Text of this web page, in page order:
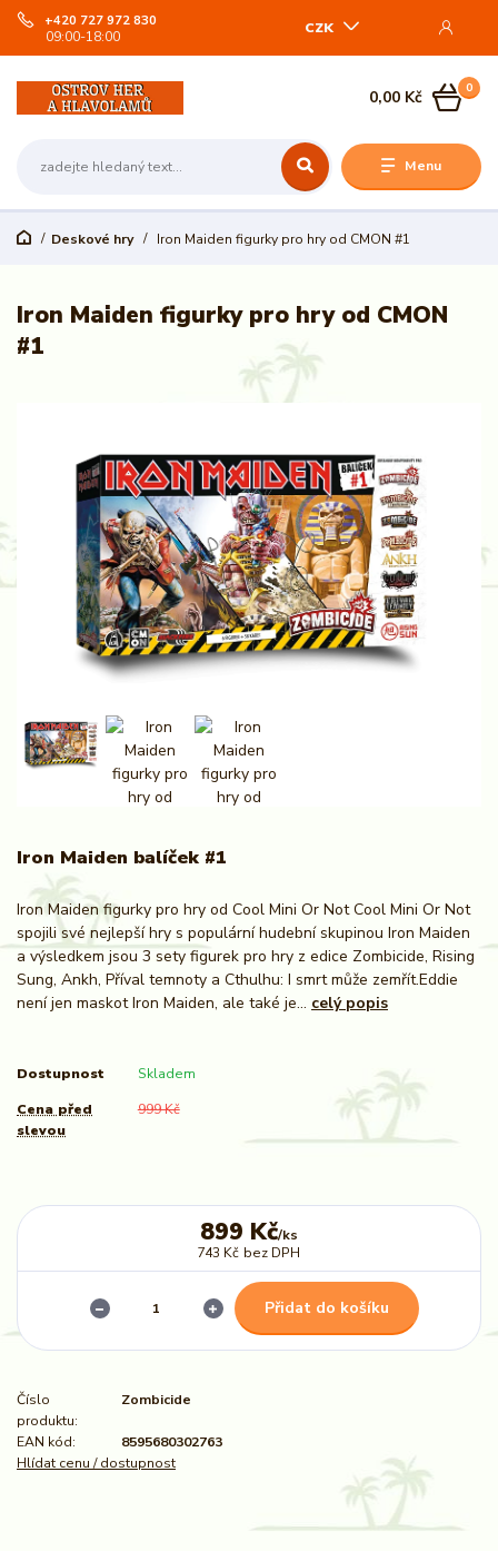
Menu
CZK
+420 727 972 830
09:00-18:00
0
0,00 Kč
Deskové hry Iron Maiden figurky pro hry od CMON #1
Iron Maiden figurky pro hry od CMON
#1
Iron Maiden balíček #1
Iron Maiden figurky pro hry od Cool Mini Or Not Cool Mini Or Not
spojili své nejlepší hry s populární hudební skupinou Iron Maiden
a výsledkem jsou 3 sety figurek pro hry z edice Zombicide, Rising
Sung, Ankh, Příval temnoty a Cthulhu: I smrt může zemřít.Eddie
není jen maskot Iron Maiden, ale také je... celý popis
Dostupnost Skladem
Cena před
slevou
999 Kč
899 Kč/ks
743 Kč bez DPH
Přidat do košíku
Číslo
produktu:
Zombicide
EAN kód:
8595680302763
Hlídat cenu / dostupnost